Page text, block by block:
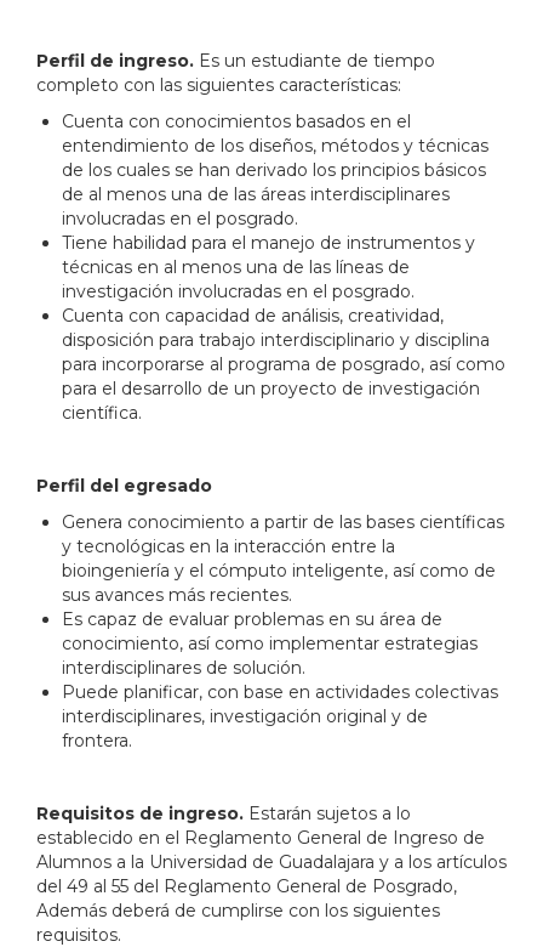
Perfil de ingreso. Es un estudiante de tiempo
completo con las siguientes características:
Cuenta con conocimientos basados en el
entendimiento de los diseños, métodos y técnicas
de los cuales se han derivado los principios básicos
de al menos una de las áreas interdisciplinares
involucradas en el posgrado.
Tiene habilidad para el manejo de instrumentos y
técnicas en al menos una de las líneas de
investigación involucradas en el posgrado.
Cuenta con capacidad de análisis, creatividad,
disposición para trabajo interdisciplinario y disciplina
para incorporarse al programa de posgrado, así como
para el desarrollo de un proyecto de investigación
científica.
Perfil del egresado
Genera conocimiento a partir de las bases científicas
y tecnológicas en la interacción entre la
bioingeniería y el cómputo inteligente, así como de
sus avances más recientes.
Es capaz de evaluar problemas en su área de
conocimiento, así como implementar estrategias
interdisciplinares de solución.
Puede planificar, con base en actividades colectivas
interdisciplinares, investigación original y de
frontera.
Requisitos de ingreso. Estarán sujetos a lo
establecido en el Reglamento General de Ingreso de
Alumnos a la Universidad de Guadalajara y a los artículos
del 49 al 55 del Reglamento General de Posgrado,
Además deberá de cumplirse con los siguientes
requisitos.